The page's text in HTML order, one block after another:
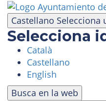
Castellano Selecciona
Selecciona
Català
Castellano
English
Busca en la web
Pasar
contenido
principal
VISITA
PARQUE DE ATRACCIONES